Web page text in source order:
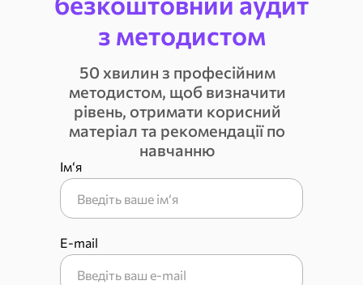
з методистом
50 хвилин з професійним
методистом, щоб визначити
рівень, отримати корисний
матеріал та рекомендації по
навчанню
Ім‘я
E-mail